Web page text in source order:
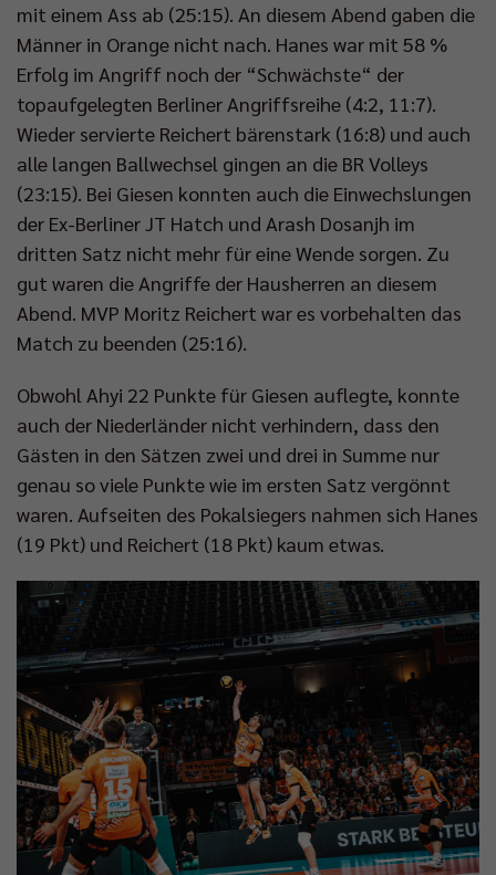
mit einem Ass ab (25:15). An diesem Abend gaben die
Männer in Orange nicht nach. Hanes war mit 58 %
Erfolg im Angriff noch der “Schwächste“ der
topaufgelegten Berliner Angriffsreihe (4:2, 11:7).
Wieder servierte Reichert bärenstark (16:8) und auch
alle langen Ballwechsel gingen an die BR Volleys
(23:15). Bei Giesen konnten auch die Einwechslungen
der Ex-Berliner JT Hatch und Arash Dosanjh im
dritten Satz nicht mehr für eine Wende sorgen. Zu
gut waren die Angriffe der Hausherren an diesem
Abend. MVP Moritz Reichert war es vorbehalten das
Match zu beenden (25:16).
Obwohl Ahyi 22 Punkte für Giesen auflegte, konnte
auch der Niederländer nicht verhindern, dass den
Gästen in den Sätzen zwei und drei in Summe nur
genau so viele Punkte wie im ersten Satz vergönnt
waren. Aufseiten des Pokalsiegers nahmen sich Hanes
(19 Pkt) und Reichert (18 Pkt) kaum etwas.